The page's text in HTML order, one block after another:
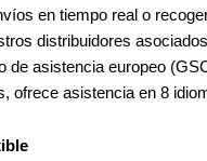
en tiempo real o
distribuidores
de asistencia europeo
ofrece asistencia en 8